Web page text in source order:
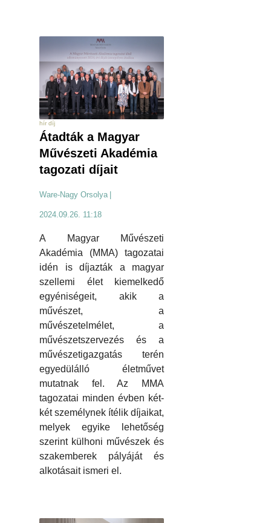
hír díj
Átadták a Magyar
Művészeti Akadémia
tagozati díjait
Ware-Nagy Orsolya
2024.09.26. 11:18
A Magyar Művészeti
Akadémia (MMA) tagozatai
idén is díjazták a magyar
szellemi élet kiemelkedő
egyéniségeit, akik a
művészet, a
művészetelmélet, a
művészetszervezés és a
művészetigazgatás terén
egyedülálló életművet
mutatnak fel. Az MMA
tagozatai minden évben két-
két személynek ítélik díjaikat,
melyek egyike lehetőség
szerint külhoni művészek és
szakemberek pályáját és
alkotásait ismeri el.